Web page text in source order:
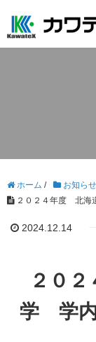
ホーム / お知らせ
２０２４年度 北海
2024.12.14
２０
学 学内